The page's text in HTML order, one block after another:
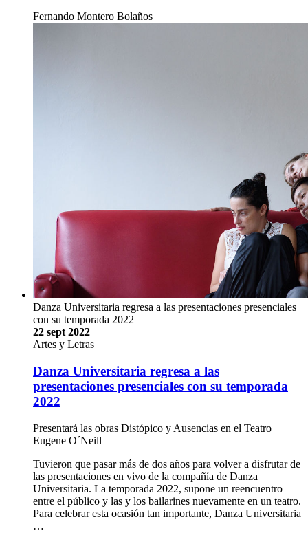
Fernando Montero Bolaños
Danza Universitaria regresa a las presentaciones presenciales
con su temporada 2022
22 sept 2022
Artes y Letras
Danza Universitaria regresa a las
presentaciones presenciales con su temporada
2022
Presentará las obras Distópico y Ausencias en el Teatro
Eugene O´Neill
Tuvieron que pasar más de dos años para volver a disfrutar de
las presentaciones en vivo de la compañía de Danza
Universitaria. La temporada 2022, supone un reencuentro
entre el público y las y los bailarines nuevamente en un teatro.
Para celebrar esta ocasión tan importante, Danza Universitaria
…